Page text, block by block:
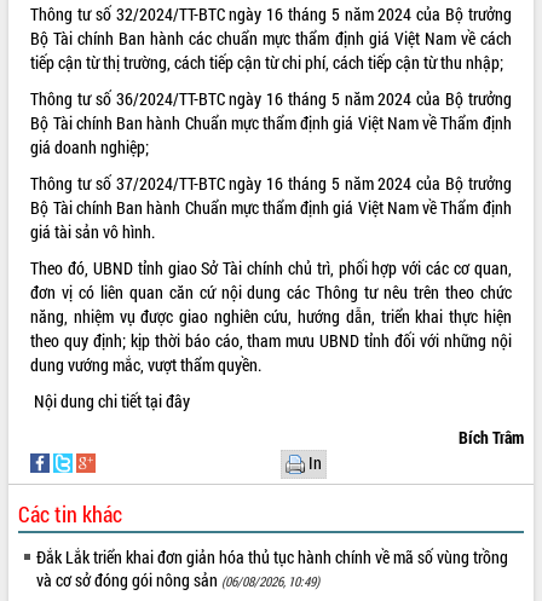
VIDEO
Không có file video nào để phát.
ALBUM ẢNH
Thông tư số 32/2024/TT-BTC ngày 16 tháng 5 năm 2024 của Bộ trưởng
Bộ Tài chính Ban hành các chuẩn mực thẩm định giá Việt Nam về cách
tiếp cận từ thị trường, cách tiếp cận từ chi phí, cách tiếp cận từ thu nhập;
Thông tư số 36/2024/TT-BTC ngày 16 tháng 5 năm 2024 của Bộ trưởng
Bộ Tài chính Ban hành Chuẩn mực thẩm định giá Việt Nam về Thẩm định
giá doanh nghiệp;
Thông tư số 37/2024/TT-BTC ngày 16 tháng 5 năm 2024 của Bộ trưởng
Bộ Tài chính Ban hành Chuẩn mực thẩm định giá Việt Nam về Thẩm định
giá tài sản vô hình.
Theo đó, UBND tỉnh giao Sở Tài chính chủ trì, phối hợp với các cơ quan,
đơn vị có liên quan căn cứ nội dung các Thông tư nêu trên theo chức
năng, nhiệm vụ được giao nghiên cứu, hướng dẫn, triển khai thực hiện
theo quy định; kịp thời báo cáo, tham mưu UBND tỉnh đối với những nội
dung vướng mắc, vượt thẩm quyền.
Nội dung chi tiếttại đây
Bích Trâm
In
Các tin khác
Đắk Lắk triển khai đơn giản hóa thủ tục hành chính về mã số vùng trồng
và cơ sở đóng gói nông sản (06/08/2026, 10:49)